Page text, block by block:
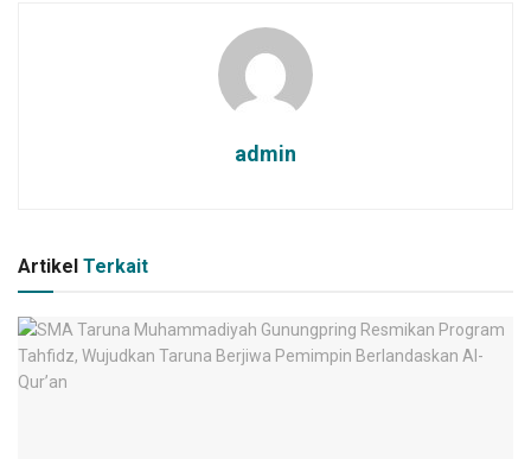
admin
Artikel Terkait